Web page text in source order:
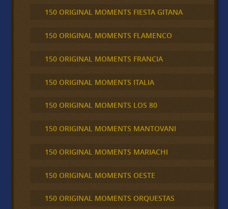
150 ORIGINAL MOMENTS FIESTA GITANA
150 ORIGINAL MOMENTS FLAMENCO
150 ORIGINAL MOMENTS FRANCIA
150 ORIGINAL MOMENTS ITALIA
150 ORIGINAL MOMENTS LOS 80
150 ORIGINAL MOMENTS MANTOVANI
150 ORIGINAL MOMENTS MARIACHI
150 ORIGINAL MOMENTS OESTE
150 ORIGINAL MOMENTS ORQUESTAS